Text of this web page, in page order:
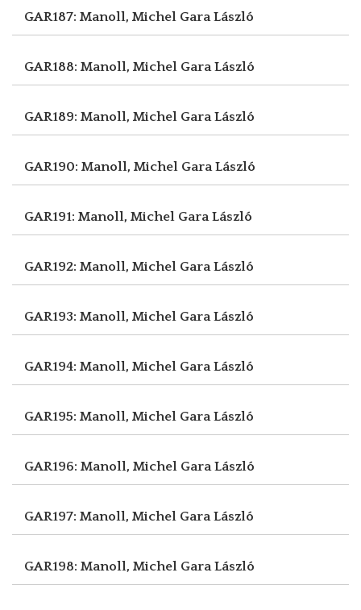
GAR187: Manoll, Michel Gara László
GAR188: Manoll, Michel Gara László
GAR189: Manoll, Michel Gara László
GAR190: Manoll, Michel Gara László
GAR191: Manoll, Michel Gara László
GAR192: Manoll, Michel Gara László
GAR193: Manoll, Michel Gara László
GAR194: Manoll, Michel Gara László
GAR195: Manoll, Michel Gara László
GAR196: Manoll, Michel Gara László
GAR197: Manoll, Michel Gara László
GAR198: Manoll, Michel Gara László